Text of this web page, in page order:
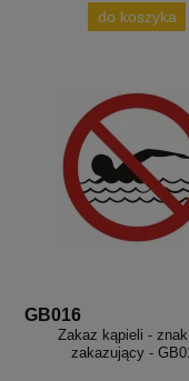
do koszyka
GB016
Zakaz kąpieli -
zakazujący -